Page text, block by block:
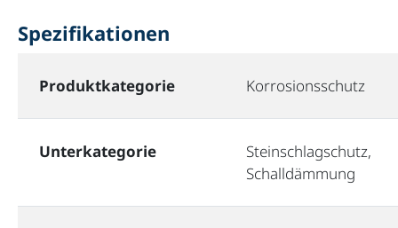
Spezifikationen
Produktkategorie Korrosionsschutz
Unterkategorie
Steinschlagschutz,
Schalldämmung